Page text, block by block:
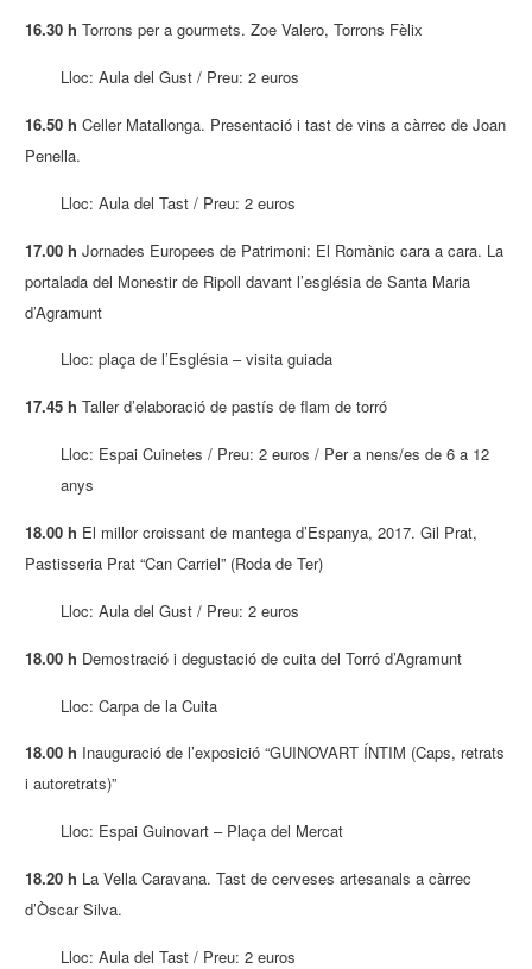
16.30 h Torrons per a gourmets. Zoe Valero, Torrons Fèlix
Lloc: Aula del Gust / Preu: 2 euros
16.50 h Celler Matallonga. Presentació i tast de vins a càrrec de Joan
Penella.
Lloc: Aula del Tast / Preu: 2 euros
17.00 h Jornades Europees de Patrimoni: El Romànic cara a cara. La
portalada del Monestir de Ripoll davant l’església de Santa Maria
d’Agramunt
Lloc: plaça de l’Església – visita guiada
17.45 h Taller d’elaboració de pastís de flam de torró
Lloc: Espai Cuinetes / Preu: 2 euros / Per a nens/es de 6 a 12
anys
18.00 h El millor croissant de mantega d’Espanya, 2017. Gil Prat,
Pastisseria Prat “Can Carriel” (Roda de Ter)
Lloc: Aula del Gust / Preu: 2 euros
18.00 h Demostració i degustació de cuita del Torró d’Agramunt
Lloc: Carpa de la Cuita
18.00 h Inauguració de l’exposició “GUINOVART ÍNTIM (Caps, retrats
i autoretrats)”
Lloc: Espai Guinovart – Plaça del Mercat
18.20 h La Vella Caravana. Tast de cerveses artesanals a càrrec
d’Òscar Silva.
Lloc: Aula del Tast / Preu: 2 euros